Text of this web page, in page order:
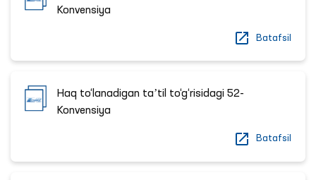
Konvensiya
Batafsil
Haq to‘lanadigan taʼtil to‘g‘risidagi 52-
Konvensiya
Batafsil